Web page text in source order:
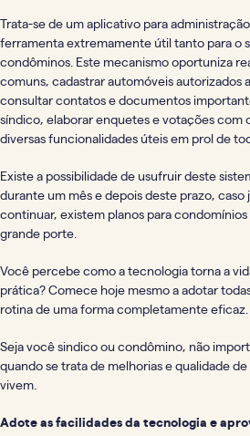
Trata-se de um aplicativo para
ferramenta extremamente útil tanto para o
condôminos. Este mecanismo oportuniza
comuns, cadastrar automóveis autorizados
consultar contatos e documentos
síndico, elaborar enquetes e votações com
diversas funcionalidades úteis em prol de
Existe a possibilidade de usufruir deste
durante um mês e depois deste prazo,
continuar, existem planos para
grande porte.
Você percebe como a tecnologia torna a
prática? Comece hoje mesmo a adotar
rotina de uma forma completamente eficaz.
Seja você sindico ou condômino, não
quando se trata de melhorias e qualidade
vivem.
Adote as facilidades da tecnologia e